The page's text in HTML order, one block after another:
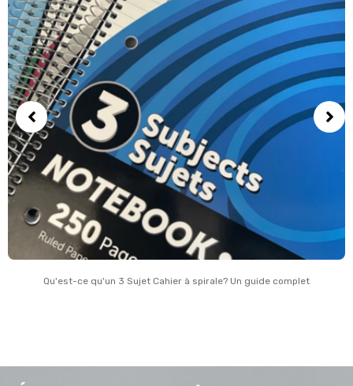
Qu'est-ce qu'un 3 Sujet Cahier à spirale? Un guide complet